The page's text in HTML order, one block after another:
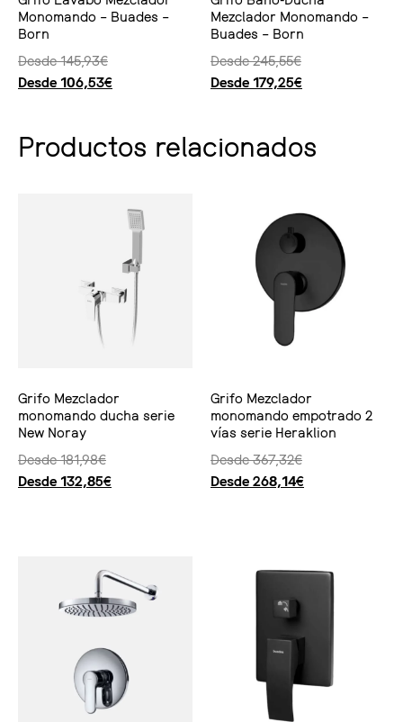
Monomando – Buades –
Born
Desde145,93€
Desde 106,53€
Mezclador Monomando –
Buades – Born
Desde245,55€
Desde 179,25€
Productos relacionados
Grifo Mezclador
monomando ducha serie
New Noray
Desde181,98€
Desde 132,85€
Grifo Mezclador
monomando empotrado 2
vías serie Heraklion
Desde367,32€
Desde 268,14€